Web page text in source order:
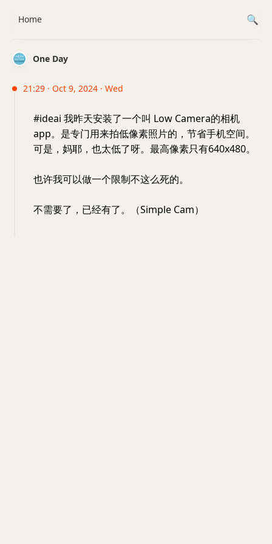
One Day
21:29 · Oct 9, 2024 · Wed
#ideai 我昨天安装了一个叫 Low Camera的相机
app。是专门用来拍低像素照片的，节省手机空间。
可是，妈耶，也太低了呀。最高像素只有640x480。
也许我可以做一个限制不这么死的。
不需要了，已经有了。（Simple Cam）
Home